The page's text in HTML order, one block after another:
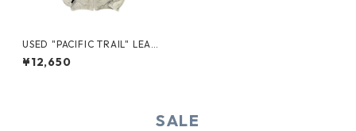
USED "PACIFIC TRAIL" LEATH
ER COLLAR JACKET
¥12,650
SALE